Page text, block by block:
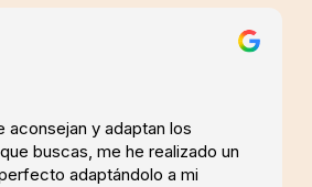
aconsejan y adaptan los
buscas, me he realizado un
adaptándolo a mi